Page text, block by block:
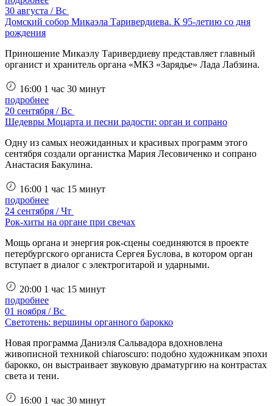
30 августа / Вс
Домский собор Микаэла Таривердиева. К 95-летию со дня
рождения
Приношение Микаэлу Таривердиеву представляет главный
органист и хранитель органа «МКЗ «Зарядье» Лада Лабзина.
16:00 1 час 30 минут
подробнее
20 сентября / Вс
Шедевры Моцарта и песни радости: орган и сопрано
Одну из самых неожиданных и красивых программ этого
сентября создали органистка Мария Лесовиченко и сопрано
Анастасия Бакулина.
16:00 1 час 15 минут
подробнее
24 сентября / Чт
Рок-хиты на органе при свечах
Мощь органа и энергия рок-сцены соединяются в проекте
петербургского органиста Сергея Буслова, в котором орган
вступает в диалог с электрогитарой и ударными.
20:00 1 час 15 минут
подробнее
01 ноября / Вс
Светотень: вершины органного барокко
Новая программа Даниэля Сальвадора вдохновлена
живописной техникой chiaroscuro: подобно художникам эпохи
барокко, он выстраивает звуковую драматургию на контрастах
света и тени.
16:00 1 час 30 минут